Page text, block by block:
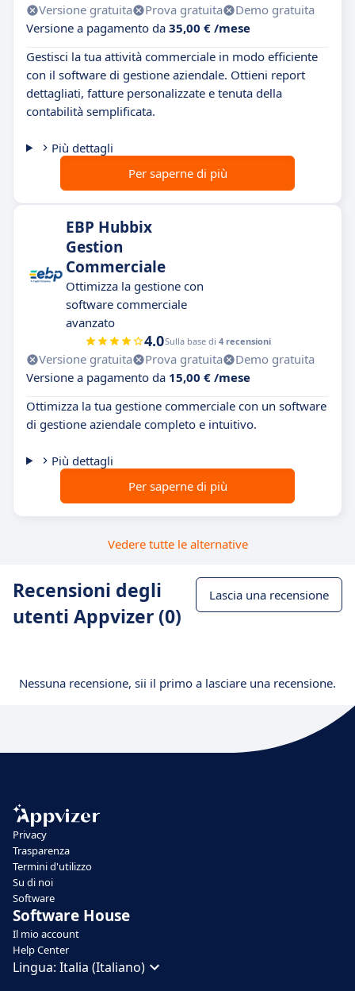
Versione gratuita Prova gratuita
Demo gratuita
Versione a pagamento da 35,00 € /mese
Gestisci la tua attività commerciale in modo efficiente
con il software di gestione aziendale. Ottieni report
dettagliati, fatture personalizzate e tenuta della
contabilità semplificata.
Più dettagli
Per saperne di più
EBP Hubbix
Gestion
Commerciale
Ottimizza la gestione con
software commerciale
avanzato
4.0Sulla base di 4 recensioni
Versione gratuita Prova gratuita
Demo gratuita
Versione a pagamento da 15,00 € /mese
Ottimizza la tua gestione commerciale con un software
di gestione aziendale completo e intuitivo.
Più dettagli
Per saperne di più
Vedere tutte le alternative
Recensioni degli
utenti Appvizer (0)
Lascia una recensione
Nessuna recensione, sii il primo a lasciare una recensione.
Privacy
Trasparenza
Termini d'utilizzo
Su di noi
Software
Software House
Il mio account
Help Center
Lingua: Italia (Italiano)